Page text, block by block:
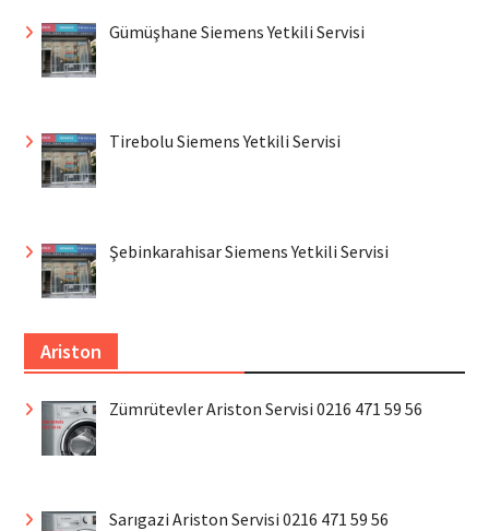
Gümüşhane Siemens Yetkili Servisi
Tirebolu Siemens Yetkili Servisi
Şebinkarahisar Siemens Yetkili Servisi
Ariston
Zümrütevler Ariston Servisi 0216 471 59 56
Sarıgazi Ariston Servisi 0216 471 59 56